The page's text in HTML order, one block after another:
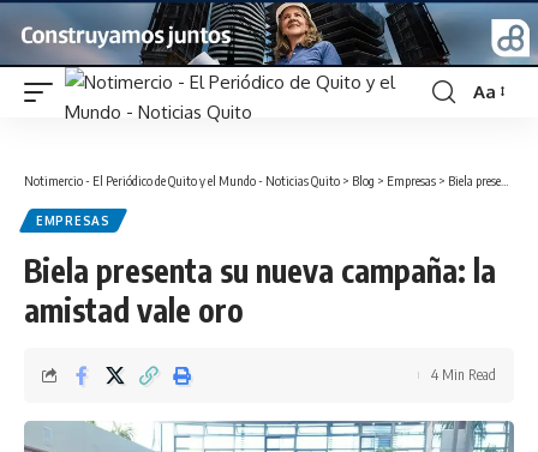
Font
Aa
Notimercio - El Periódico de Quito y el Mundo - Noticias Quito > Blog > Empresas > Biela presenta su nueva campaña: la amistad vale oro
EMPRESAS
Biela presenta su nueva campaña: la
amistad vale oro
4 Min Read